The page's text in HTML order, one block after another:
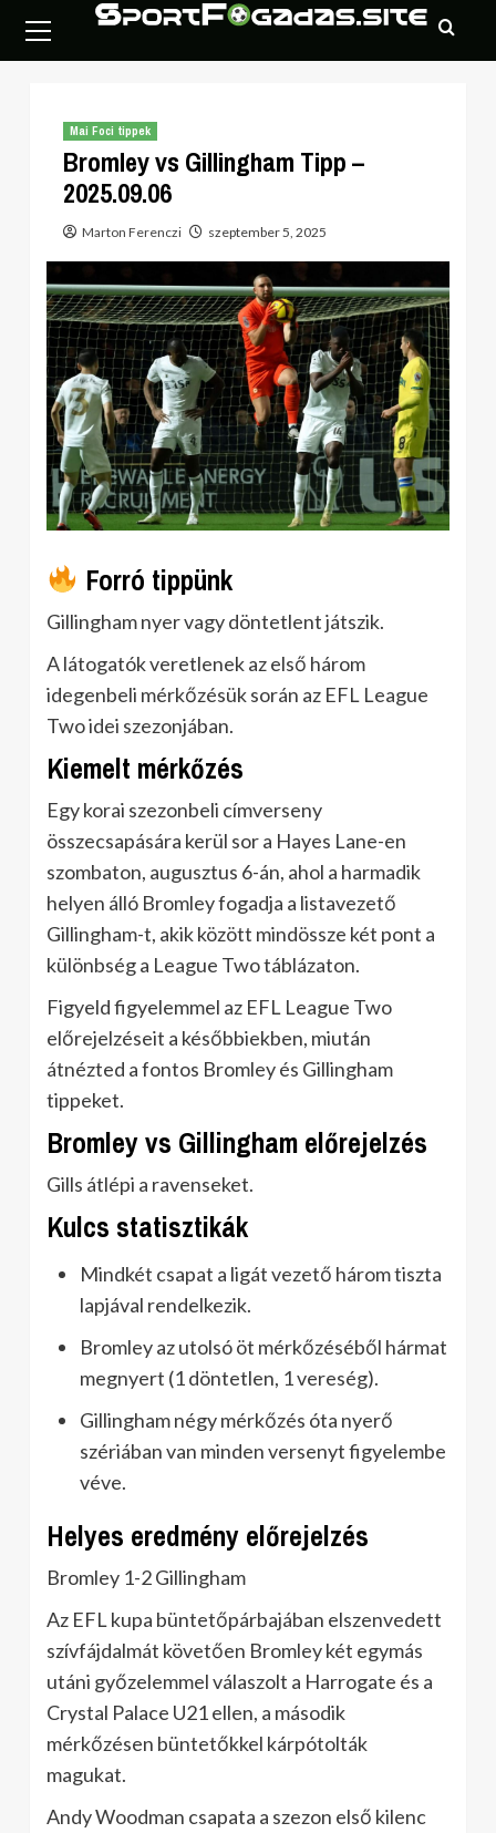
content
Menu
Mai Foci tippek
Bromley vs Gillingham Tipp –
2025.09.06
Marton Ferenczi szeptember 5, 2025
Forró tippünk
Gillingham nyer vagy döntetlent játszik.
A látogatók veretlenek az első három
idegenbeli mérkőzésük során az EFL League
Two idei szezonjában.
Kiemelt mérkőzés
Egy korai szezonbeli címverseny
összecsapására kerül sor a Hayes Lane-en
szombaton, augusztus 6-án, ahol a harmadik
helyen álló Bromley fogadja a listavezető
Gillingham-t, akik között mindössze két pont a
különbség a League Two táblázaton.
Figyeld figyelemmel az EFL League Two
előrejelzéseit a későbbiekben, miután
átnézted a fontos Bromley és Gillingham
tippeket.
Bromley vs Gillingham előrejelzés
Gills átlépi a ravenseket.
Kulcs statisztikák
Mindkét csapat a ligát vezető három tiszta
lapjával rendelkezik.
Bromley az utolsó öt mérkőzéséből hármat
megnyert (1 döntetlen, 1 vereség).
Gillingham négy mérkőzés óta nyerő
szériában van minden versenyt figyelembe
véve.
Helyes eredmény előrejelzés
Bromley 1-2 Gillingham
Az EFL kupa büntetőpárbajában elszenvedett
szívfájdalmát követően Bromley két egymás
utáni győzelemmel válaszolt a Harrogate és a
Crystal Palace U21 ellen, a második
mérkőzésen büntetőkkel kárpótolták
magukat.
Andy Woodman csapata a szezon első kilenc